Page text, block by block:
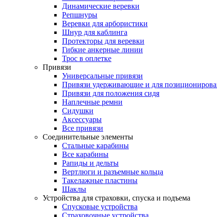
Динамические веревки
Репшнуры
Веревки для арбористики
Шнур для каблинга
Протекторы для веревки
Гибкие анкерные линии
Трос в оплетке
Привязи
Универсальные привязи
Привязи удерживающие и для
Привязи для положения сидя
Наплечные ремни
Сидушки
Аксессуары
Все привязи
Соединительные элементы
Стальные карабины
Все карабины
Рапиды и дельты
Вертлюги и разъемные кольца
Такелажные пластины
Шаклы
Устройства для страховки, спуска и подъема
Спусковые устройства
Страховочные устройства